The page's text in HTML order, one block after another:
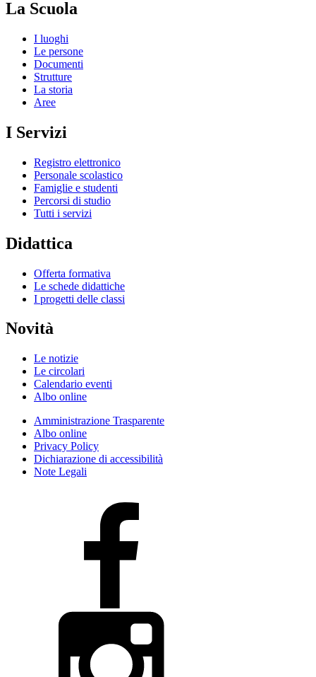
La Scuola
I luoghi
Le persone
Documenti
Strutture
La storia
Aree
I Servizi
Registro elettronico
Personale scolastico
Famiglie e studenti
Percorsi di studio
Tutti i servizi
Didattica
Offerta formativa
Le schede didattiche
I progetti delle classi
Novità
Le notizie
Le circolari
Calendario eventi
Albo online
Amministrazione Trasparente
Albo online
Privacy Policy
Dichiarazione di accessibilità
Note Legali